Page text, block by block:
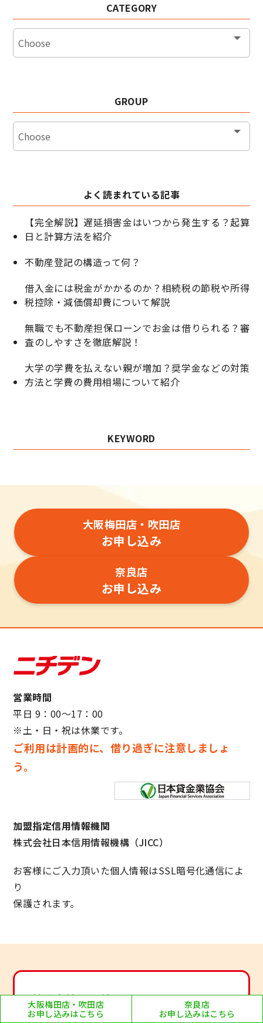
大阪梅田店・吹田店
お申し込みはこちら
奈良店
お申し込みはこちら
CATEGORY
GROUP
よく読まれている記事
【完全解説】遅延損害金はいつから発生する？起算
日と計算方法を紹介
不動産登記の構造って何？
借入金には税金がかかるのか？相続税の節税や所得
税控除・減価償却費について解説
無職でも不動産担保ローンでお金は借りられる？審
査のしやすさを徹底解説！
大学の学費を払えない親が増加？奨学金などの対策
方法と学費の費用相場について紹介
KEYWORD
大阪梅田店・吹田店
お申し込み
奈良店
お申し込み
営業時間
平日 9：00～17：00
※土・日・祝は休業です。
ご利用は計画的に、借り過ぎに注意しましょ
う。
加盟指定信用情報機関
株式会社日本信用情報機構（JICC）
お客様にご入力頂いた個人情報はSSL暗号化通信によ
り
保護されます。
株式会社 日電社